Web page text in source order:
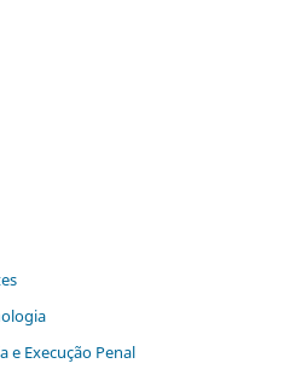
e Execução Penal